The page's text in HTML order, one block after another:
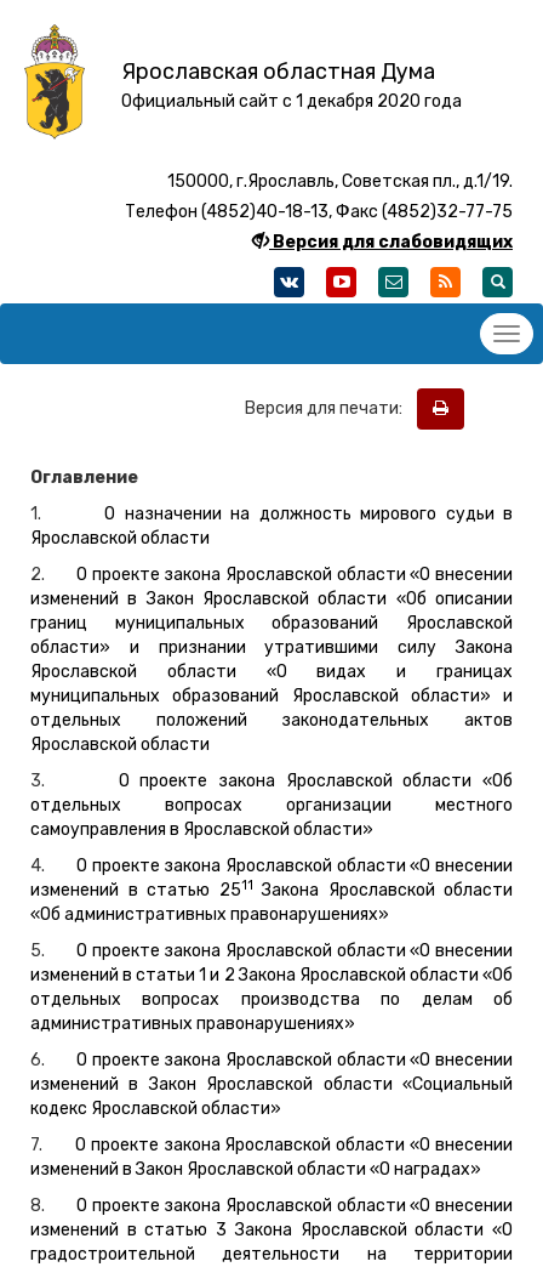
Ярославская областная Дума
Официальный сайт с 1 декабря 2020 года
150000, г.Ярославль, Советская пл., д.1/19.
Телефон (4852)40-18-13, Факс (4852)32-77-75
Версия для слабовидящих
Версия для печати:
Оглавление
1.О назначении на должность мирового судьи в
Ярославской области
2. О проекте закона Ярославской области «О внесении
изменений в Закон Ярославской области «Об описании
границ муниципальных образований Ярославской
области» и признании утратившими силу Закона
Ярославской области «О видах и границах
муниципальных образований Ярославской области» и
отдельных положений законодательных актов
Ярославской области
3. О проекте закона Ярославской области «Об
отдельных вопросах организации местного
самоуправления в Ярославской области»
4. О проекте закона Ярославской области «О внесении
изменений в статью 2511 Закона Ярославской области
«Об административных правонарушениях»
5. О проекте закона Ярославской области «О внесении
изменений в статьи 1 и 2 Закона Ярославской области «Об
отдельных вопросах производства по делам об
административных правонарушениях»
6. О проекте закона Ярославской области «О внесении
изменений в Закон Ярославской области «Социальный
кодекс Ярославской области»
7. О проекте закона Ярославской области «О внесении
изменений в Закон Ярославской области «О наградах»
8. О проекте закона Ярославской области «О внесении
изменений в статью 3 Закона Ярославской области «О
градостроительной деятельности на территории